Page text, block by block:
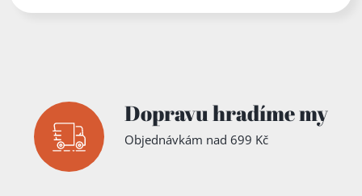
Dopravu hradíme my
Objednávkám nad 699 Kč